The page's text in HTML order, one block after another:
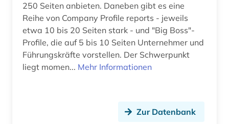
börseninformation (2)
börseninformationssystem (1)
börsennotierte unternehmen (1)
250 Seiten anbieten. Daneben gibt es eine
Reihe von Company Profile reports - jeweils
etwa 10 bis 20 Seiten stark - und "Big Boss"-
Profile, die auf 5 bis 10 Seiten Unternehmer und
Führungskräfte vorstellen. Der Schwerpunkt
liegt momen... Mehr Informationen
Zur Datenbank